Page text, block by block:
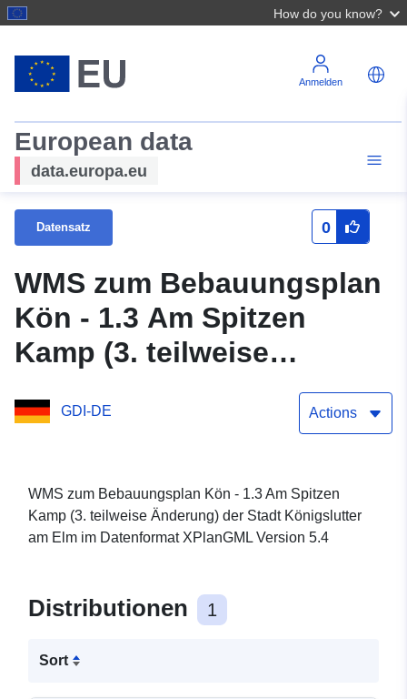
How do you know?
Anmelden
European data
data.europa.eu
Datensatz 0
WMS zum Bebauungsplan
Kön - 1.3 Am Spitzen
Kamp (3. teilweise
Königslutter am Elm
GDI-DE Actions
WMS zum Bebauungsplan Kön - 1.3 Am Spitzen
Kamp (3. teilweise Änderung) der Stadt Königslutter
am Elm im Datenformat XPlanGML Version 5.4
Distributionen 1
Sort